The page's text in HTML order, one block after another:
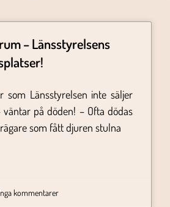
– Länsstyrelsens
som Länsstyrelsen inte säljer
på döden! – Ofta dödas
som fått djuren stulna
kommentarer